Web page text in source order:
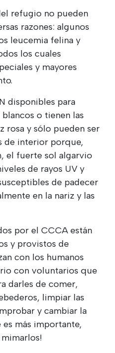
refugio no pueden
razones: algunos
leucemia felina y
los cuales
y mayores
disponibles para
o tienen las
rosa y sólo pueden ser
de interior porque,
el fuerte sol algarvio
de rayos UV y
de padecer
en la nariz y las
por el CCCA están
y provistos de
con los humanos
con voluntarios que
darles de comer,
limpiar las
y cambiar la
más importante,